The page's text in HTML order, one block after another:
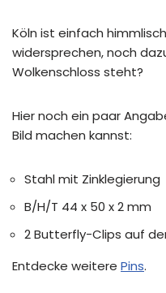
Köln ist einfach
widersprechen, noch
Wolkenschloss steht?
Hier noch ein paar
Bild machen kannst:
Stahl mit Zinklegierung
B/H/T 44 x 50 x 2 mm
2 Butterfly-Clips auf
Entdecke weitere Pins.